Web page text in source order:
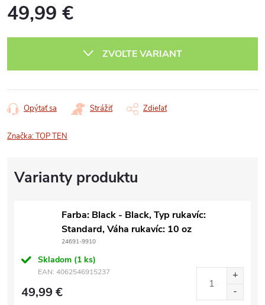
49,99 €
ZVOĽTE VARIANT
Opýtať sa Strážiť Zdieľať
Značka:TOP TEN
Farba: Black - Black, Typ rukavíc:
Standard, Váha rukavíc: 10 oz
24691-9910
Skladom (1 ks)
EAN: 4062546915237
49,99 €